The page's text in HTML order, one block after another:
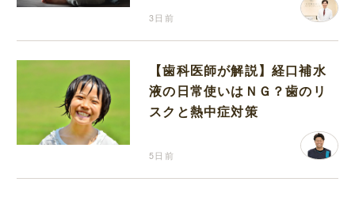
3日前
【歯科医師が解説】経口補水
液の日常使いはＮＧ？歯のリ
スクと熱中症対策
5日前